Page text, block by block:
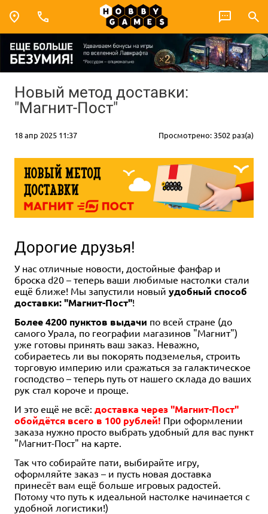
Новый метод доставки:
"Магнит-Пост"
18 апр 2025 11:37 Просмотрено: 3502 раз(а)
Дорогие друзья!
У нас отличные новости, достойные фанфар и
броска d20 – теперь ваши любимые настолки стали
ещё ближе! Мы запустили новый удобный способ
доставки: "Магнит-Пост"!
Более 4200 пунктов выдачи по всей стране (до
самого Урала, по географии магазинов "Магнит")
уже готовы принять ваш заказ. Неважно,
собираетесь ли вы покорять подземелья, строить
торговую империю или сражаться за галактическое
господство – теперь путь от нашего склада до ваших
рук стал короче и проще.
И это ещё не всё: доставка через "Магнит-Пост"
обойдётся всего в 100 рублей! При оформлении
заказа нужно просто выбрать удобный для вас пункт
"Магнит-Пост" на карте.
Так что собирайте пати, выбирайте игру,
оформляйте заказ – и пусть новая доставка
принесёт вам ещё больше игровых радостей.
Потому что путь к идеальной настолке начинается с
удобной логистики!)